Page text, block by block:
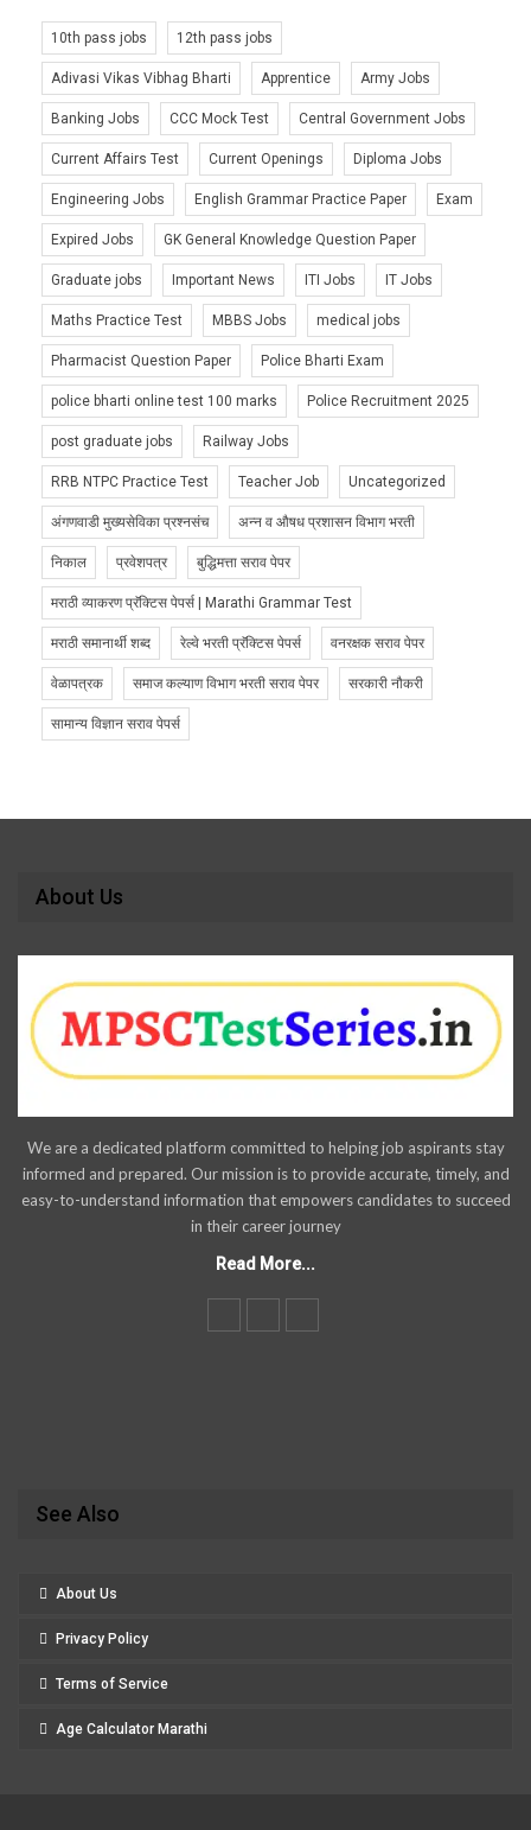
10th pass jobs 12th pass jobs
Adivasi Vikas Vibhag Bharti Apprentice Army Jobs
Banking Jobs CCC Mock Test Central Government Jobs
Current Affairs Test Current Openings Diploma Jobs
Engineering Jobs English Grammar Practice Paper Exam
Expired Jobs GK General Knowledge Question Paper
Graduate jobs Important News ITI Jobs IT Jobs
Maths Practice Test MBBS Jobs medical jobs
Pharmacist Question Paper Police Bharti Exam
police bharti online test 100 marks Police Recruitment 2025
post graduate jobs Railway Jobs
RRB NTPC Practice Test Teacher Job Uncategorized
अंगणवाडी मुख्यसेविका प्रश्नसंच अन्न व औषध प्रशासन विभाग भरती
निकाल प्रवेशपत्र बुद्धिमत्ता सराव पेपर
मराठी व्याकरण प्रॅक्टिस पेपर्स | Marathi Grammar Test
मराठी समानार्थी शब्द रेल्वे भरती प्रॅक्टिस पेपर्स वनरक्षक सराव पेपर
वेळापत्रक समाज कल्याण विभाग भरती सराव पेपर सरकारी नौकरी
सामान्य विज्ञान सराव पेपर्स
About Us
We are a dedicated platform committed to helping job aspirants stay
informed and prepared. Our mission is to provide accurate, timely, and
easy-to-understand information that empowers candidates to succeed
in their career journey
Read More...
See Also
About Us
Privacy Policy
Terms of Service
Age Calculator Marathi